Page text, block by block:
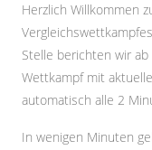
Herzlich Willkommen
Stelle berichten wir
Wettkampf mit
automatisch alle 2
In wenigen Minuten